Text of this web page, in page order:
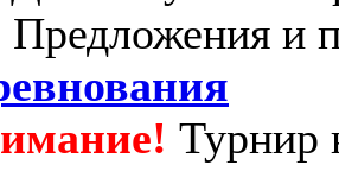
Предложения и
Турнир